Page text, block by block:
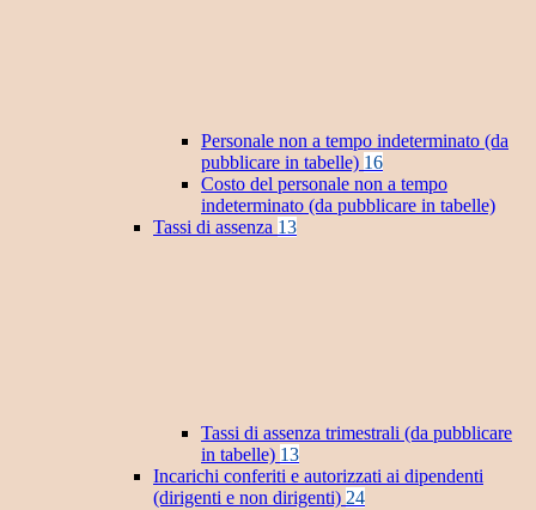
Personale non a tempo indeterminato (da
pubblicare in tabelle) 16
Costo del personale non a tempo
indeterminato (da pubblicare in tabelle)
Tassi di assenza 13
Tassi di assenza trimestrali (da pubblicare
in tabelle) 13
Incarichi conferiti e autorizzati ai dipendenti
(dirigenti e non dirigenti) 24